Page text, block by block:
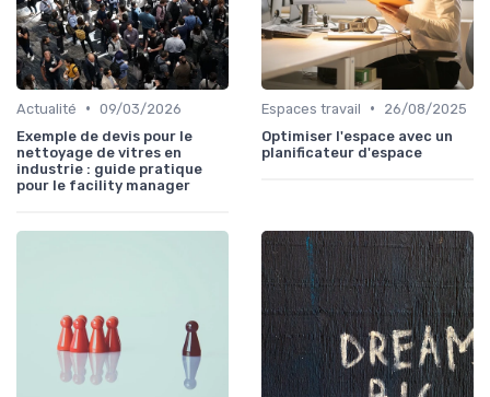
Actualité • 09/03/2026
Exemple de devis pour le
nettoyage de vitres en
industrie : guide pratique
pour le facility manager
Espaces travail •
26/08/2025
Optimiser l'espace avec un
planificateur d'espace